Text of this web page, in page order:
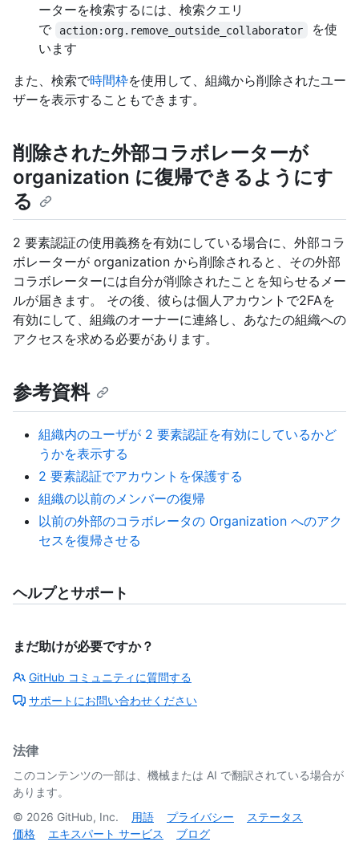
ーターを検索するには、検索クエリ
で
action:org.remove_outside_collaborator
を使
います
また、検索で時間枠を使用して、組織から削除されたユー
ザーを表示することもできます。
削除された外部コラボレーターが
organization に復帰できるようにす
る
2 要素認証の使用義務を有効にしている場合に、外部コラ
ボレーターが organization から削除されると、その外部
コラボレーターには自分が削除されたことを知らせるメー
ルが届きます。 その後、彼らは個人アカウントで2FAを
有効にして、組織のオーナーに連絡し、あなたの組織への
アクセスを求める必要があります。
参考資料
組織内のユーザが 2 要素認証を有効にしているかど
うかを表示する
2 要素認証でアカウントを保護する
組織の以前のメンバーの復帰
以前の外部のコラボレータの Organization へのアク
セスを復帰させる
ヘルプとサポート
まだ助けが必要ですか？
GitHub コミュニティに質問する
サポートにお問い合わせください
法律
このコンテンツの一部は、機械または AI で翻訳されている場合が
あります。
© 2026 GitHub, Inc. 用語 プライバシー
ステータス
価格
エキスパート サービス ブログ